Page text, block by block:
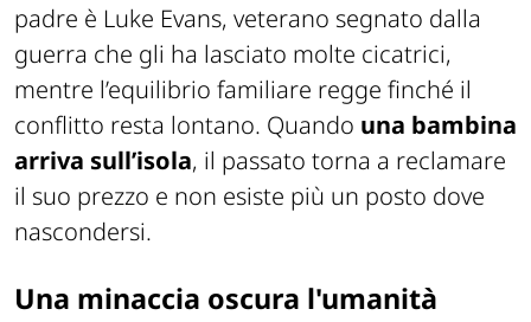
padre è Luke Evans, veterano segnato dalla
guerra che gli ha lasciato molte cicatrici,
mentre l’equilibrio familiare regge finché il
conflitto resta lontano. Quando una bambina
arriva sull’isola, il passato torna a reclamare
il suo prezzo e non esiste più un posto dove
nascondersi.
Una minaccia oscura l'umanità